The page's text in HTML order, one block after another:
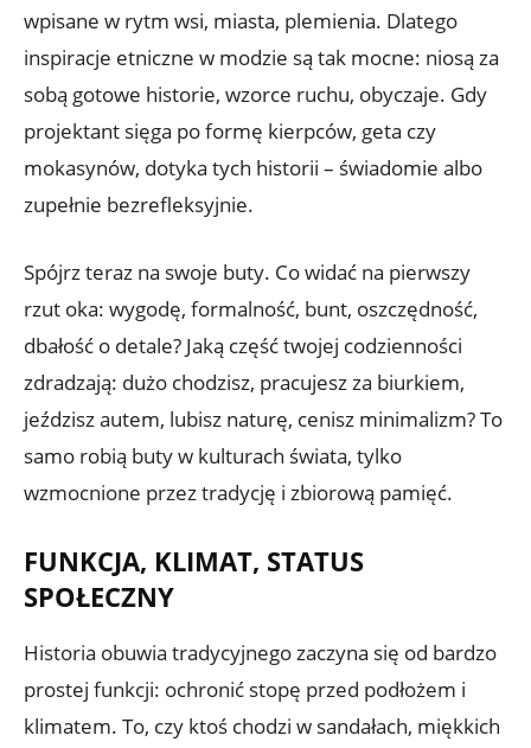
wpisane w rytm wsi, miasta, plemienia. Dlatego
inspiracje etniczne w modzie są tak mocne: niosą za
sobą gotowe historie, wzorce ruchu, obyczaje. Gdy
projektant sięga po formę kierpców, geta czy
mokasynów, dotyka tych historii – świadomie albo
zupełnie bezrefleksyjnie.
Spójrz teraz na swoje buty. Co widać na pierwszy
rzut oka: wygodę, formalność, bunt, oszczędność,
dbałość o detale? Jaką część twojej codzienności
zdradzają: dużo chodzisz, pracujesz za biurkiem,
jeździsz autem, lubisz naturę, cenisz minimalizm? To
samo robią buty w kulturach świata, tylko
wzmocnione przez tradycję i zbiorową pamięć.
FUNKCJA, KLIMAT, STATUS
SPOŁECZNY
Historia obuwia tradycyjnego zaczyna się od bardzo
prostej funkcji: ochronić stopę przed podłożem i
klimatem. To, czy ktoś chodzi w sandałach, miękkich